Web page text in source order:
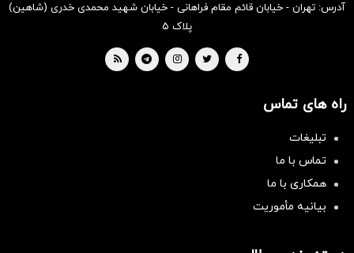
آدرس: تهران - خیابان قائم مقام فراهانی - خیابان شهید محمدی خدری (شاهین)
پلاک ۵
راه های تماس
تبلیغات
تماس با ما
همکاری با ما
بیانیه مأموریت